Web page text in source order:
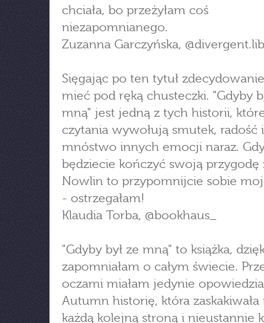
chciała, bo przeżyłam coś
niezapomnianego.
Zuzanna Garczyńska,
Sięgając po ten tytuł
mieć pod ręką chusteczki. "Gdyby
mną" jest jedną z tych historii,
czytania wywołują smutek, radość i
mnóstwo innych emocji naraz.
będziecie kończyć swoją przygodę
Nowlin to przypomnijcie sobie
- ostrzegałam!
Klaudia Torba, @bookhaus_
"Gdyby był ze mną" to książka,
zapomniałam o całym świecie.
oczami miałam jedynie
Autumn historię, która
każdą kolejną stroną i nieustannie